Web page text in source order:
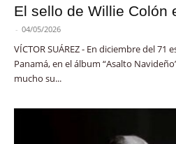
El sello de Willie Colón
- 04/05/2026
VÍCTOR SUÁREZ - En diciembre del
Panamá, en el álbum “Asalto
mucho su...